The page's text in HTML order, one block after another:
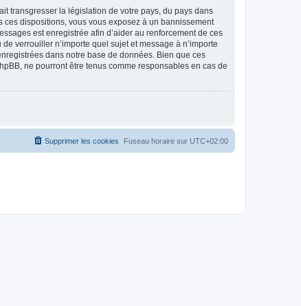
transgresser la législation de votre pays, du pays dans
ces dispositions, vous vous exposez à un bannissement
est enregistrée afin d’aider au renforcement de ces
verrouiller n’importe quel sujet et message à n’importe
dans notre base de données. Bien que ces
ne pourront être tenus comme responsables en cas de
Fuseau horaire sur UTC+02:00
Supprimer les cookies